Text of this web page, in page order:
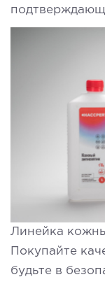
Линейка
Покупайте
будьте в